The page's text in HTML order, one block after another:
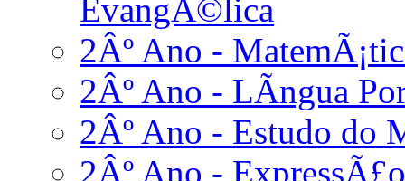
EvangÃ©lica
2Âº Ano -
2Âº Ano - LÃ­ngua
2Âº Ano - Estudo do
2Âº Ano -